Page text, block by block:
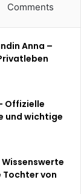
Comments
Anna –
Offizielle
und wichtige
von